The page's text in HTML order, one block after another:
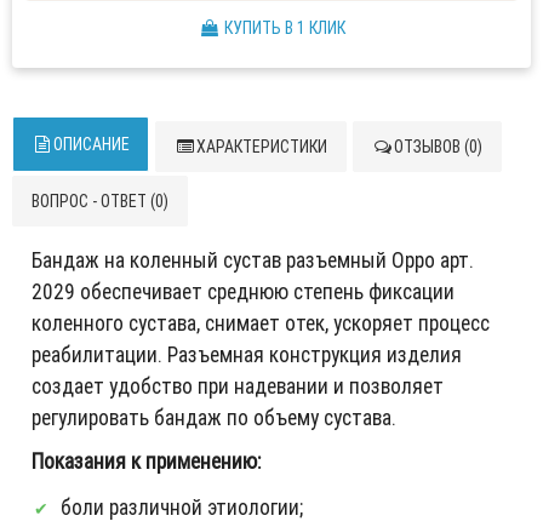
КУПИТЬ В 1 КЛИК
ОПИСАНИЕ ХАРАКТЕРИСТИКИ ОТЗЫВОВ (0)
ВОПРОС - ОТВЕТ (0)
Бандаж на коленный сустав разъемный Oppo арт.
2029 обеспечивает среднюю степень фиксации
коленного сустава, снимает отек, ускоряет процесс
реабилитации. Разъемная конструкция изделия
создает удобство при надевании и позволяет
регулировать бандаж по объему сустава.
Показания к применению:
боли различной этиологии;